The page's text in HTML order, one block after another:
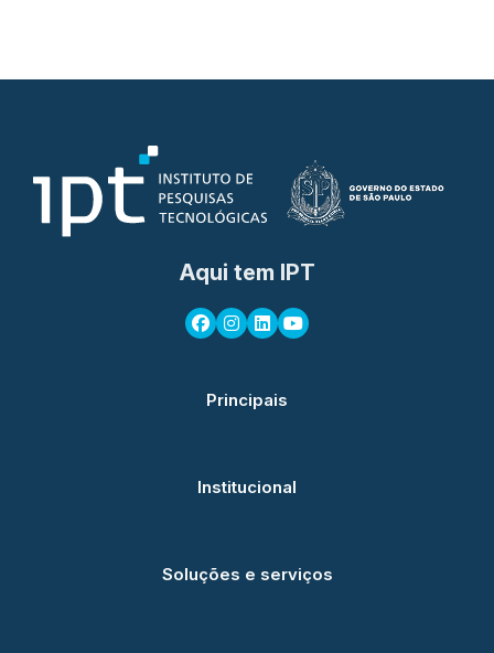
Aqui tem IPT
Principais
Institucional
Soluções e serviços